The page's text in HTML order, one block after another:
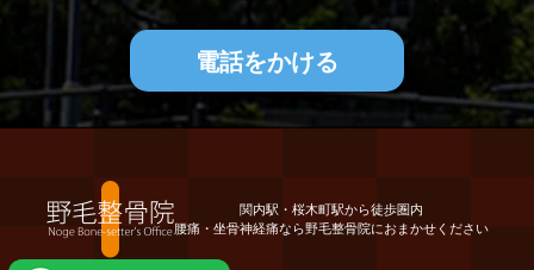
電話をかける
関内駅・桜木町駅から徒歩圏内
腰痛・坐骨神経痛なら野毛整骨院におまかせください